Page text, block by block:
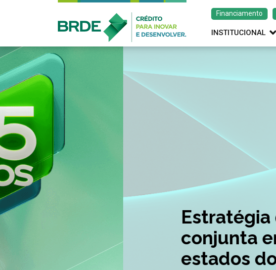
Financiamento
INSTITUCIONAL
Estratégia de atuação
conjunta entre os quatro
estados do Codesul